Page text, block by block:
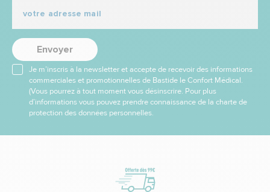
Envoyer
Je m’inscris à la newsletter et accepte de recevoir des informations
commerciales et promotionnelles de Bastide le Confort Médical.
(Vous pourrez à tout moment vous désinscrire. Pour plus
d’informations vous pouvez prendre connaissance de la charte de
protection des données personnelles.